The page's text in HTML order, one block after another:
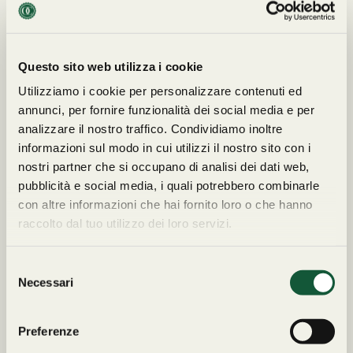
Questo sito web utilizza i cookie
Utilizziamo i cookie per personalizzare contenuti ed
annunci, per fornire funzionalità dei social media e per
analizzare il nostro traffico. Condividiamo inoltre
informazioni sul modo in cui utilizzi il nostro sito con i
nostri partner che si occupano di analisi dei dati web,
pubblicità e social media, i quali potrebbero combinarle
con altre informazioni che hai fornito loro o che hanno
raccolto dal tuo utilizzo dei loro servizi.
Necessari
Preferenze
quella originale Rolex. (seriale: 451xxxx). Rolex Daytona
sono tracciabili
assicurate per
l’intero importo .
Consegna entro 72
Reso
entro 14
giorni . I costi di
spedizione non
sono rimborsabili.
LEGGI I TERMINI COMPLETI